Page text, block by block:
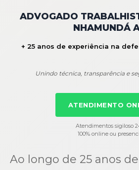
ADVOGADO
NHAMUNDÁ
+ 25 anos de experiência na
Unindo técnica, transparência e
ATENDIMENTO
Atendimentos sigiloso
100% online ou
Ao longo de 25 anos